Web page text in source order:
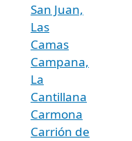
San Juan,
Las
Camas
Campana,
La
Cantillana
Carmona
Carrión de